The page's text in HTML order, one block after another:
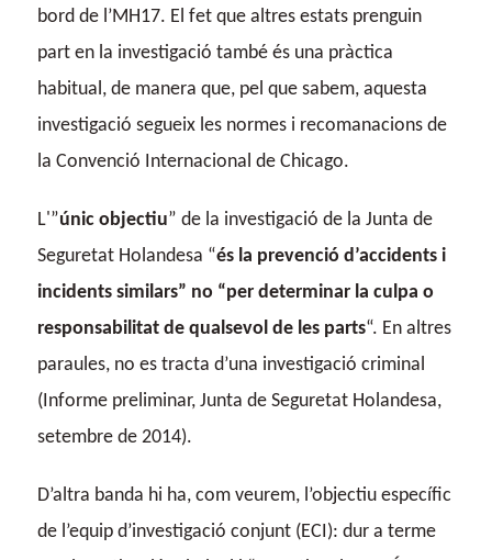
bord de l’MH17. El fet que altres estats prenguin
part en la investigació també és una pràctica
habitual, de manera que, pel que sabem, aquesta
investigació segueix les normes i recomanacions de
la Convenció Internacional de Chicago.
L'”únic objectiu” de la investigació de la Junta de
Seguretat Holandesa “és la prevenció d’accidents i
incidents similars” no “per determinar la culpa o
responsabilitat de qualsevol de les parts“. En altres
paraules, no es tracta d’una investigació criminal
(Informe preliminar, Junta de Seguretat Holandesa,
setembre de 2014).
D’altra banda hi ha, com veurem, l’objectiu específic
de l’equip d’investigació conjunt (ECI): dur a terme